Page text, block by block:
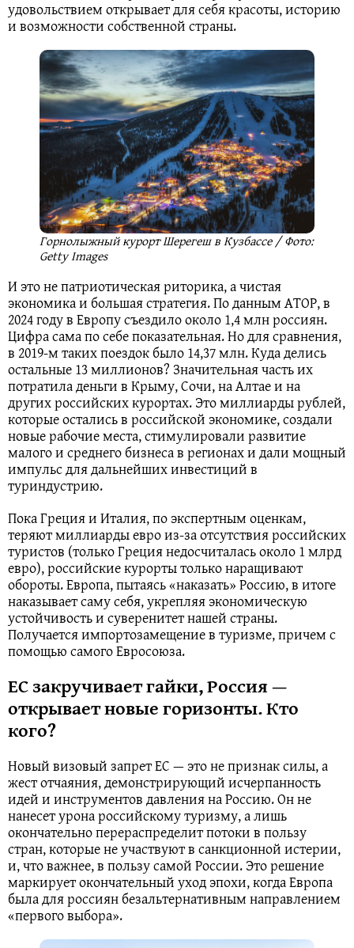
удовольствием открывает для себя красоты, историю
и возможности собственной страны.
Горнолыжный курорт Шерегеш в Кузбассе / Фото:
Getty Images
И это не патриотическая риторика, а чистая
экономика и большая стратегия. По данным АТОР, в
2024 году в Европу съездило около 1,4 млн россиян.
Цифра сама по себе показательная. Но для сравнения,
в 2019-м таких поездок было 14,37 млн. Куда делись
остальные 13 миллионов? Значительная часть их
потратила деньги в Крыму, Сочи, на Алтае и на
других российских курортах. Это миллиарды рублей,
которые остались в российской экономике, создали
новые рабочие места, стимулировали развитие
малого и среднего бизнеса в регионах и дали мощный
импульс для дальнейших инвестиций в
туриндустрию.
Пока Греция и Италия, по экспертным оценкам,
теряют миллиарды евро из-за отсутствия российских
туристов (только Греция недосчиталась около 1 млрд
евро), российские курорты только наращивают
обороты. Европа, пытаясь «наказать» Россию, в итоге
наказывает саму себя, укрепляя экономическую
устойчивость и суверенитет нашей страны.
Получается импортозамещение в туризме, причем с
помощью самого Евросоюза.
ЕС закручивает гайки, Россия —
открывает новые горизонты. Кто
кого?
Новый визовый запрет ЕС — это не признак силы, а
жест отчаяния, демонстрирующий исчерпанность
идей и инструментов давления на Россию. Он не
нанесет урона российскому туризму, а лишь
окончательно перераспределит потоки в пользу
стран, которые не участвуют в санкционной истерии,
и, что важнее, в пользу самой России. Это решение
маркирует окончательный уход эпохи, когда Европа
была для россиян безальтернативным направлением
«первого выбора».